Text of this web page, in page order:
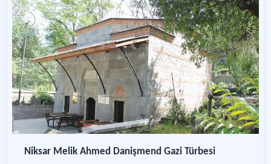
Niksar Melik Ahmed Danişmend Gazi Türbesi